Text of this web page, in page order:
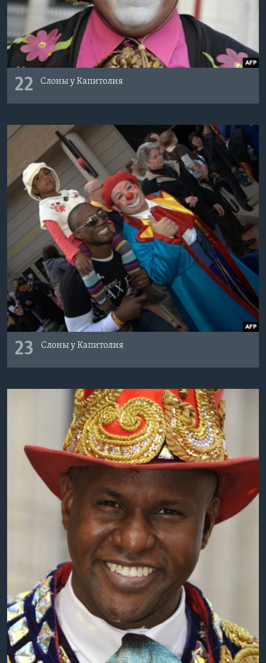
22 Слоны у Капитолия
23 Слоны у Капитолия